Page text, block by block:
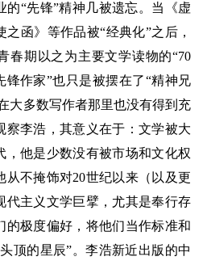
的“先锋”精神几被遗忘。当《虚
函》等作品被“经典化”之后，
春期以之为主要文学读物的“70
锋作家”也只是被摆在了“精神兄
大多数写作者那里也没有得到充
察李浩，其意义在于：文学被大
，他是少数没有被市场和文化权
从不掩饰对20世纪以来（以及更
代主义文学巨擘，尤其是奉行存
的极度偏好，将他们当作标准和
顶的星辰”。李浩新近出版的中